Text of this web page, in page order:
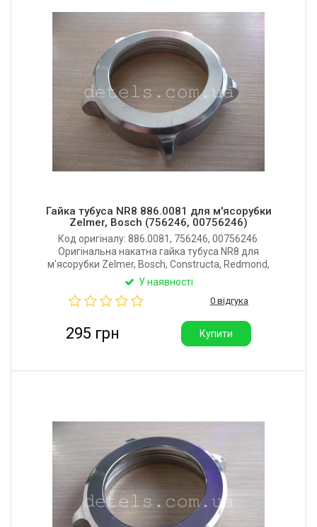
Гайка тубуса NR8 886.0081 для м'ясорубки
Zelmer, Bosch (756246, 00756246)
Код оригіналу: 886.0081, 756246, 00756246.
Оригінальна накатна гайка тубуса NR8 для
м'ясорубки Zelmer, Bosch, Constructa, Redmond,
Liberty. Виробник: Польща.
У наявності
0 відгука
295 грн Купити